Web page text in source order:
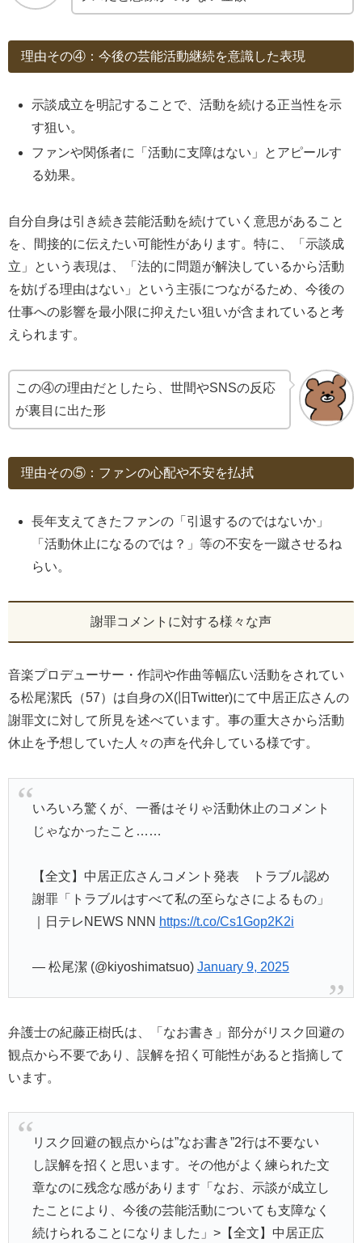
理由その④：今後の芸能活動継続を意識した表現
示談成立を明記することで、活動を続ける正当性を示
す狙い。
ファンや関係者に「活動に支障はない」とアピールす
る効果。
自分自身は引き続き芸能活動を続けていく意思があること
を、間接的に伝えたい可能性があります。特に、「示談成
立」という表現は、「法的に問題が解決しているから活動
を妨げる理由はない」という主張につながるため、今後の
仕事への影響を最小限に抑えたい狙いが含まれていると考
えられます。
この④の理由だとしたら、世間やSNSの反応
が裏目に出た形
理由その⑤：ファンの心配や不安を払拭
長年支えてきたファンの「引退するのではないか」
「活動休止になるのでは？」等の不安を一蹴させるね
らい。
謝罪コメントに対する様々な声
音楽プロデューサー・作詞や作曲等幅広い活動をされてい
る松尾潔氏（57）は自身のX(旧Twitter)にて中居正広さんの
謝罪文に対して所見を述べています。事の重大さから活動
休止を予想していた人々の声を代弁している様です。
いろいろ驚くが、一番はそりゃ活動休止のコメント
じゃなかったこと……
【全文】中居正広さんコメント発表 トラブル認め
謝罪「トラブルはすべて私の至らなさによるもの」
｜日テレNEWS NNN https://t.co/Cs1Gop2K2i
— 松尾潔 (@kiyoshimatsuo) January 9, 2025
弁護士の紀藤正樹氏は、「なお書き」部分がリスク回避の
観点から不要であり、誤解を招く可能性があると指摘して
います。
リスク回避の観点からは”なお書き”2行は不要ない
し誤解を招くと思います。その他がよく練られた文
章なのに残念な感があります「なお、示談が成立し
たことにより、今後の芸能活動についても支障なく
続けられることになりました」>【全文】中居正広